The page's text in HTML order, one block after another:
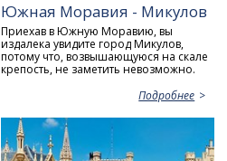
Южная Моравия - Микулов
Приехав в Южную Моравию, вы
издалека увидите город Микулов,
потому что, возвышающуюся на скале
крепость, не заметить невозможно.
Подробнее